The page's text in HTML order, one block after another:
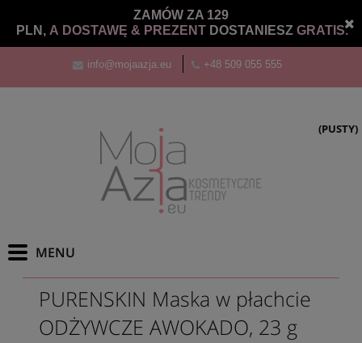
ZAMÓW ZA 129
PLN, A DOSTAWĘ & PREZENT DOSTANIESZ GRATIS.
info@mojaazja.eu +48 509 055 555
(PUSTY)
PURENSKIN Maska w płachcie
ODŻYWCZE AWOKADO, 23 g